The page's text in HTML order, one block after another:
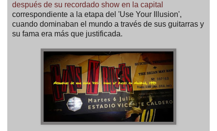
después de su recordado show en la capital
correspondiente a la etapa del 'Use Your Illusion',
cuando dominaban el mundo a través de sus guitarras y
su fama era más que justificada.